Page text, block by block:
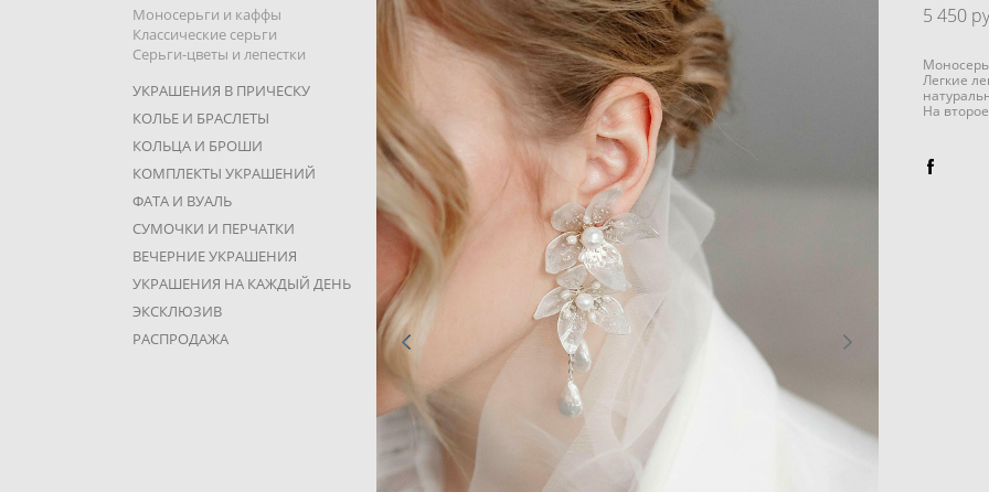
Моносерьги и каффы
Классические серьги
Серьги-цветы и лепестки
УКРАШЕНИЯ В ПРИЧЕСКУ
КОЛЬЕ И БРАСЛЕТЫ
КОЛЬЦА И БРОШИ
КОМПЛЕКТЫ УКРАШЕНИЙ
ФАТА И ВУАЛЬ
СУМОЧКИ И ПЕРЧАТКИ
ВЕЧЕРНИЕ УКРАШЕНИЯ
УКРАШЕНИЯ НА КАЖДЫЙ ДЕНЬ
ЭКСКЛЮЗИВ
РАСПРОДАЖА
5 450
Легкие
На